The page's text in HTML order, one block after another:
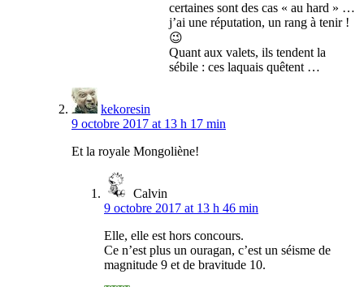
certaines sont des cas « au hard » …
j’ai une réputation, un rang à tenir !
😉
Quant aux valets, ils tendent la
sébile : ces laquais quêtent …
kekoresin
9 octobre 2017 at 13 h 17 min
Et la royale Mongoliène!
Calvin
9 octobre 2017 at 13 h 46 min
Elle, elle est hors concours.
Ce n’est plus un ouragan, c’est un séisme de
magnitude 9 et de bravitude 10.